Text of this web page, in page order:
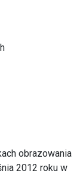
obrazowania
2012 roku w